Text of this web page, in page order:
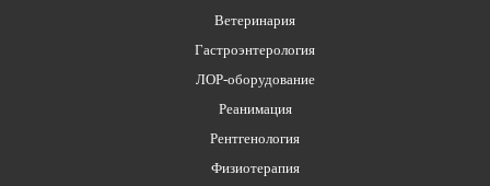
Ветеринария
Гастроэнтерология
ЛОР-оборудование
Реанимация
Рентгенология
Физиотерапия